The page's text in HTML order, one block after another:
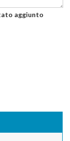
aggiunto